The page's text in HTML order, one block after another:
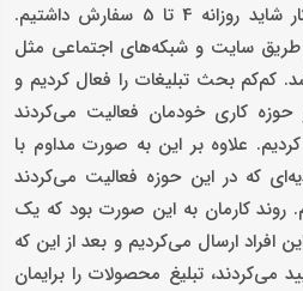
می‌دادیم. در زمان شروع به کار شاید روزانه 4 تا 5 سفارش داشتیم.
طریق سایت و شبکه‌های اجتماعی مثل
کم‌کم بحث تبلیغات را فعال کردیم و
حوزه کاری خودمان فعالیت می‌کردند
علاوه بر این به صورت مداوم با
که در این حوزه فعالیت می‌کردند
کارمان به این صورت بود که یک
افراد ارسال می‌کردیم و بعد از این که
می‌کردند، تبلیغ محصولات را برایمان